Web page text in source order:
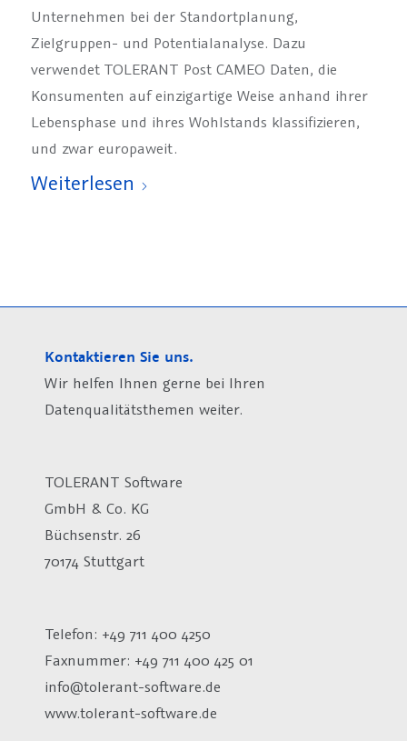
Unternehmen bei der Standortplanung,
Zielgruppen- und Potentialanalyse. Dazu
verwendet TOLERANT Post CAMEO Daten, die
Konsumenten auf einzigartige Weise anhand ihrer
Lebensphase und ihres Wohlstands klassifizieren,
und zwar europaweit.
Weiterlesen
Kontaktieren Sie uns.
Wir helfen Ihnen gerne bei Ihren
Datenqualitätsthemen weiter.
TOLERANT Software
GmbH & Co. KG
Büchsenstr. 26
70174 Stuttgart
Telefon: +49 711 400 4250
Faxnummer: +49 711 400 425 01
info@tolerant-software.de
www.tolerant-software.de